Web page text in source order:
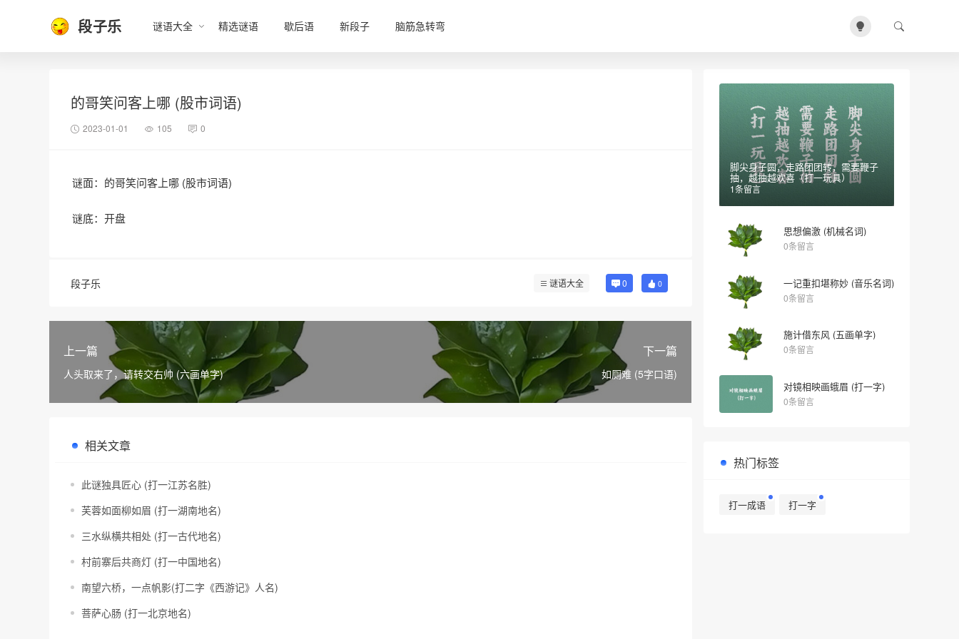
段子乐 谜语大全 精选谜语 歇后语 新段子 脑筋急转弯
的哥笑问客上哪 (股市词语)
2023-01-01 105 0
谜面：的哥笑问客上哪 (股市词语)
谜底：开盘
段子乐 谜语大全 0 0
上一篇
人头取来了，请转交右帅 (六画单字)
下一篇
如厕难 (5字口语)
相关文章
此谜独具匠心 (打一江苏名胜)
芙蓉如面柳如眉 (打一湖南地名)
三水纵横共相处 (打一古代地名)
村前寨后共商灯 (打一中国地名)
南望六桥，一点帆影(打二字《西游记》人名)
菩萨心肠 (打一北京地名)
脚尖身子圆，走路团团转，需要鞭子
抽，越抽越欢喜（打一玩具）
1条留言
思想偏激 (机械名词)
0条留言
一记重扣堪称妙 (音乐名词)
0条留言
施计借东风 (五画单字)
0条留言
对镜相映画蛾眉 (打一字)
0条留言
热门标签
打一成语 打一字